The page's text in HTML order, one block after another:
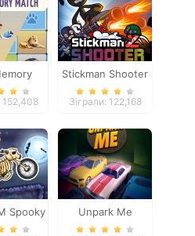
152,408
Stickman Shooter
2
Зіграли: 122,168
Spooky
Unpark Me